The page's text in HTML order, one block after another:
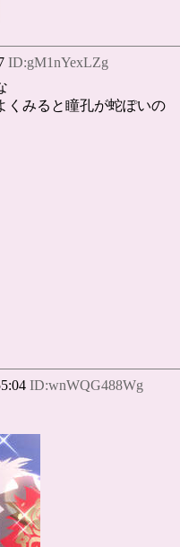
ID:gM1nYexLZg
くみると瞳孔が蛇ぽいの
ID:wnWQG488Wg